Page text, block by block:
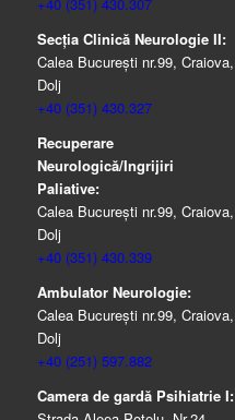
Secția Clinică Neurologie II:
Calea București nr.99, Craiova,
Dolj
+40 (351) 430.327
Recuperare
Neurologică/Ingrijiri
Paliative:
Calea București nr.99, Craiova,
Dolj
+40 (351) 430.339
Ambulator Neurologie:
Calea București nr.99, Craiova,
Dolj
+40 (251) 597.882
Camera de gardă Psihiatrie I: